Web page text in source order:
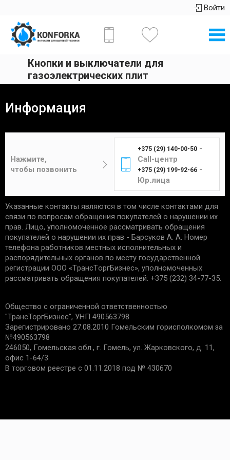
Войти
Кнопки и выключатели для
газоэлектрических плит
Информация
Нажмите,
чтобы позвонить
+375 (29) 140-00-50 -
Call-центр
+375 (29) 199-92-66 -
Юр.лица
Указанные контакты являются в том числе контактами для
связи по вопросам обращения покупателей о нарушении их
прав. Лицо, уполномоченное рассматривать обращения
покупателей о нарушении их прав - Барсуков А. А. Номер
телефона работников местных исполнительных и
распорядительных органов по месту государственной
регистрации ООО «TрaнcТopгБизнec», уполномоченных
рассматривать обращения покупателей: +375 (232) 34-77-35.
Общество с ограниченной ответственностью
"ТрансТоргБизнес", УНП 490563798
Зарегистрировано 27.08.2010 Гомельским горисполкомом за
№490563798
246050, Гомельская обл., г. Гомель, ул. Жарковского, д. 11,
офис 1-64/3
В торговом реестре с 01.11.2018 под № 430670